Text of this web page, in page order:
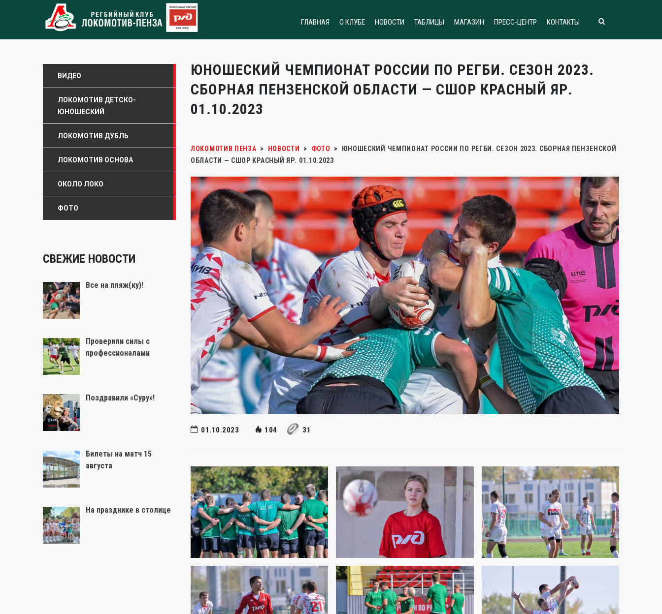
ГЛАВНАЯ О КЛУБЕ НОВОСТИ ТАБЛИЦЫ МАГАЗИН ПРЕСС-ЦЕНТР КОНТАКТЫ
ЮНОШЕСКИЙ ЧЕМПИОНАТ РОССИИ ПО РЕГБИ. СЕЗОН 2023.
СБОРНАЯ ПЕНЗЕНСКОЙ ОБЛАСТИ — СШОР КРАСНЫЙ ЯР.
01.10.2023
ЛОКОМОТИВ ПЕНЗА > НОВОСТИ > ФОТО >
ЮНОШЕСКИЙ ЧЕМПИОНАТ РОССИИ ПО РЕГБИ. СЕЗОН 2023. СБОРНАЯ ПЕНЗЕНСКОЙ
ОБЛАСТИ — СШОР КРАСНЫЙ ЯР. 01.10.2023
01.10.2023 104 31
ВИДЕО
ЛОКОМОТИВ ДЕТСКО-
ЮНОШЕСКИЙ
ЛОКОМОТИВ ДУБЛЬ
ЛОКОМОТИВ ОСНОВА
ОКОЛО ЛОКО
ФОТО
СВЕЖИЕ НОВОСТИ
Все на пляж(ку)!
Проверили силы с
профессионалами
Поздравили «Суру»!
Билеты на матч 15
августа
На празднике в столице